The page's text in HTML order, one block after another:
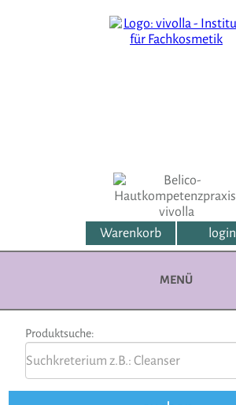
Warenkorb login
MENÜ
Produktsuche: